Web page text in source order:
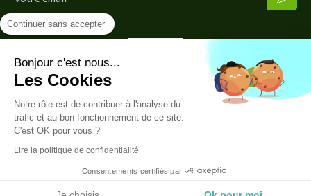
© 2026 Nam Prem Kyoga · une branche de Wahé Création
Plan du site
Continuer sans accepter
Bonjour c'est nous...
Les Cookies
Notre rôle est de contribuer à l'analyse du
trafic et au bon fonctionnement de ce site.
C'est OK pour vous ?
Lire la politique de confidentialité
Consentements certifiés par